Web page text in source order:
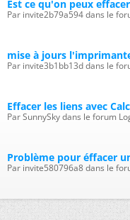
Est ce qu'on peux
Par invite2b79a594 dans le
mise à jours l'imprimante
Par invite3b1bb13d dans le
Effacer les liens avec
Par SunnySky dans le forum
Problème pour éffacer
Par invite580796a8 dans le